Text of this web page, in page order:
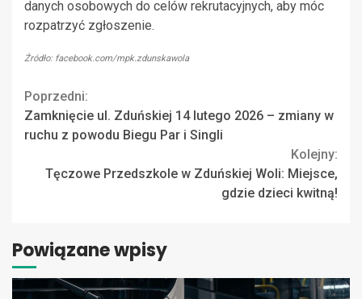
danych osobowych do celów rekrutacyjnych, aby móc
rozpatrzyć zgłoszenie.
Źródło: facebook.com/mpk.zdunskawola
Continue
Reading
Poprzedni:
Zamknięcie ul. Zduńskiej 14 lutego 2026 – zmiany w
ruchu z powodu Biegu Par i Singli
Kolejny:
Tęczowe Przedszkole w Zduńskiej Woli: Miejsce,
gdzie dzieci kwitną!
Powiązane wpisy